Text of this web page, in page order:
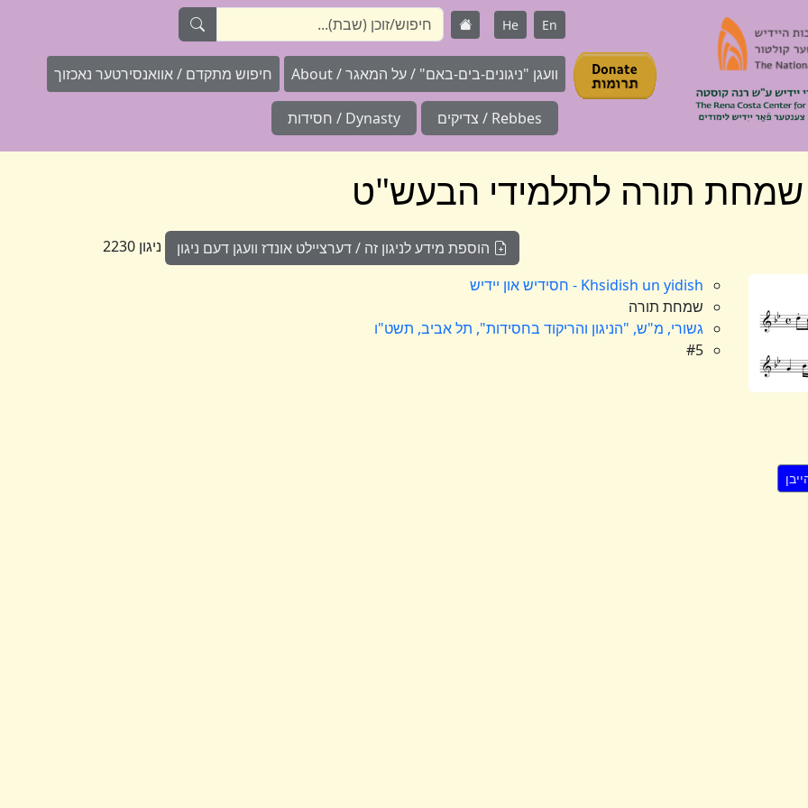
En
He
וועגן "ניגונים-בים-באם" / על המאגר / About חיפוש מתקדם / אוואנסירטער נאכזוך
Rebbes / צדיקים Dynasty / חסידות
שמחת תורה לתלמידי הבעש"ט
הוספת מידע לניגון זה / דערציילט אונדז וועגן דעם ניגון
ניגון 2230
Khsidish un yidish - חסידיש און יידיש
שמחת תורה
גשורי, מ"ש, "הניגון והריקוד בחסידות", תל אביב, תשט"ו
#5